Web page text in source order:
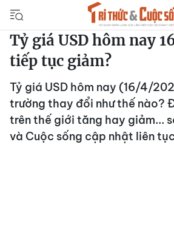
Tỷ giá USD hôm nay
tiếp tục giảm?
Tỷ giá USD hôm nay (16/4/
trường thay đổi như thế nào?
trên thế giới tăng hay giảm...
và Cuộc sống cập nhật liên